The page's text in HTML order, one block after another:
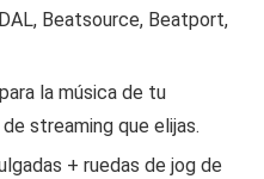
Beatsource, Beatport,
la música de tu
streaming que elijas.
+ ruedas de jog de